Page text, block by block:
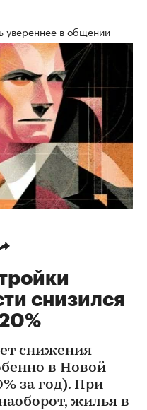
увереннее в общении
снизился
снижения
в Новой
за год). При
жилья в